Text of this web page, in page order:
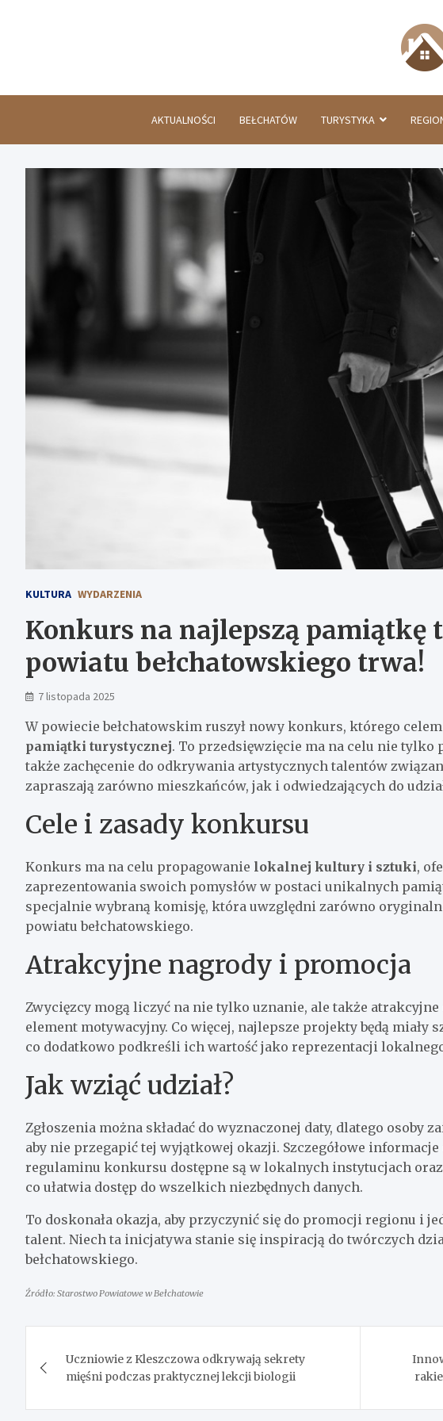
AKTUALNOŚCI BEŁCHATÓW TURYSTYKA
KULTURA WYDARZENIA
Konkurs na najlepszą pamiątkę
powiatu bełchatowskiego trwa!
7 listopada 2025
W powiecie bełchatowskim ruszył nowy konkurs, którego
pamiątki turystycznej. To przedsięwzięcie ma na celu nie
także zachęcenie do odkrywania artystycznych talentów
zapraszają zarówno mieszkańców, jak i odwiedzających do
Cele i zasady konkursu
Konkurs ma na celu propagowanie lokalnej kultury i sztuki,
zaprezentowania swoich pomysłów w postaci unikalnych
specjalnie wybraną komisję, która uwzględni zarówno
powiatu bełchatowskiego.
Atrakcyjne nagrody i promocja
Zwycięzcy mogą liczyć na nie tylko uznanie, ale także
element motywacyjny. Co więcej, najlepsze projekty będą miały
co dodatkowo podkreśli ich wartość jako reprezentacji
Jak wziąć udział?
Zgłoszenia można składać do wyznaczonej daty, dlatego osoby
aby nie przegapić tej wyjątkowej okazji. Szczegółowe
regulaminu konkursu dostępne są w lokalnych instytucjach
co ułatwia dostęp do wszelkich niezbędnych danych.
To doskonała okazja, aby przyczynić się do promocji regionu i
talent. Niech ta inicjatywa stanie się inspiracją do twórczych
bełchatowskiego.
Źródło: Starostwo Powiatowe w Bełchatowie
wpisu
Uczniowie z Kleszczowa odkrywają sekrety
mięśni podczas praktycznej lekcji biologii